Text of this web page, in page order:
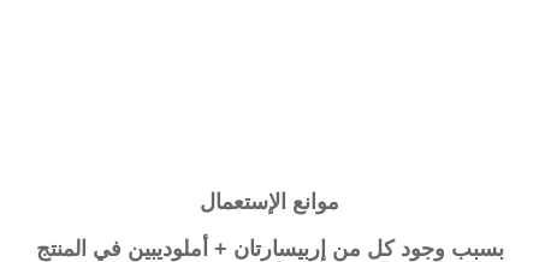
موانع الإستعمال
بسبب وجود كل من إربيسارتان + أملوديبين في المنتج